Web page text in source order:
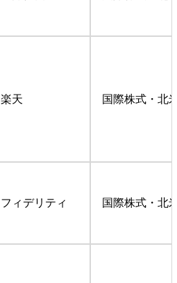
楽天 国際株式・北
フィデリティ 国際株式・北